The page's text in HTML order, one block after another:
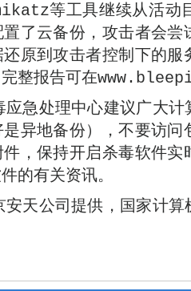
等工具继续从活动
了云备份，攻击者会
原到攻击者控制下的
完整报告可在
应急处理中心建议广大
异地备份），不要访
，保持开启杀毒软件
的有关资讯。
安天公司提供，国家计